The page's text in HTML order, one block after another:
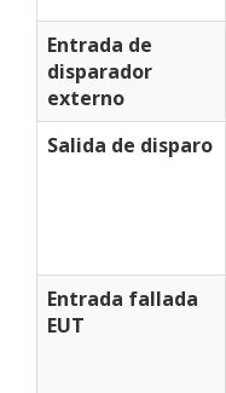
Entrada de
disparador
externo
Salida de disparo
Entrada fallada
EUT